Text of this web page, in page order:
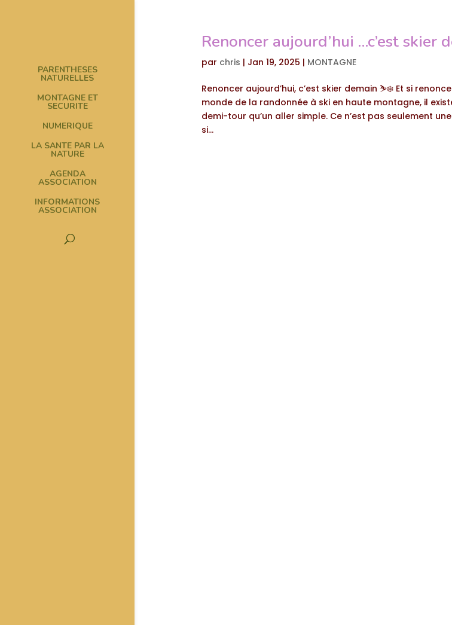
PARENTHESES
NATURELLES
MONTAGNE ET
SECURITE
NUMERIQUE
LA SANTE PAR LA
NATURE
AGENDA
ASSOCIATION
INFORMATIONS
ASSOCIATION
Renoncer aujourd’hui …c’est skier
par chris | Jan 19, 2025 | MONTAGNE
Renoncer aujourd’hui, c’est skier demain ⛷️❄️ Et si
monde de la randonnée à ski en haute montagne, il
demi-tour qu’un aller simple. Ce n’est pas seulement
si...